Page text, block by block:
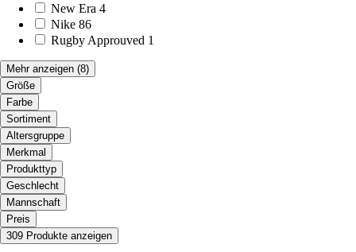
New Era 4
Nike 86
Rugby Approuved 1
Mehr anzeigen (8)
Größe
Farbe
Sortiment
Altersgruppe
Merkmal
Produkttyp
Geschlecht
Mannschaft
Preis
309 Produkte anzeigen